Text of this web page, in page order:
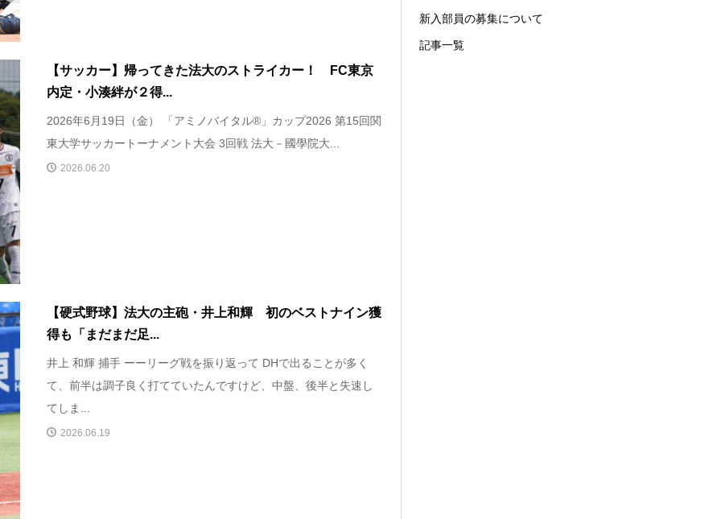
【サッカー】帰ってきた法大のストライカー！ FC東京
内定・小湊絆が２得...
2026年6月19日（金） 「アミノバイタル®」カップ2026 第15回関
東⼤学サッカートーナメント⼤会 3回戦 法大－國學院大...
2026.06.20
【硬式野球】法大の主砲・井上和輝 初のベストナイン獲
得も「まだまだ足...
井上 和輝 捕手 ーーリーグ戦を振り返って DHで出ることが多く
て、前半は調子良く打てていたんですけど、中盤、後半と失速し
てしま...
2026.06.19
新入部員の募集について
記事一覧